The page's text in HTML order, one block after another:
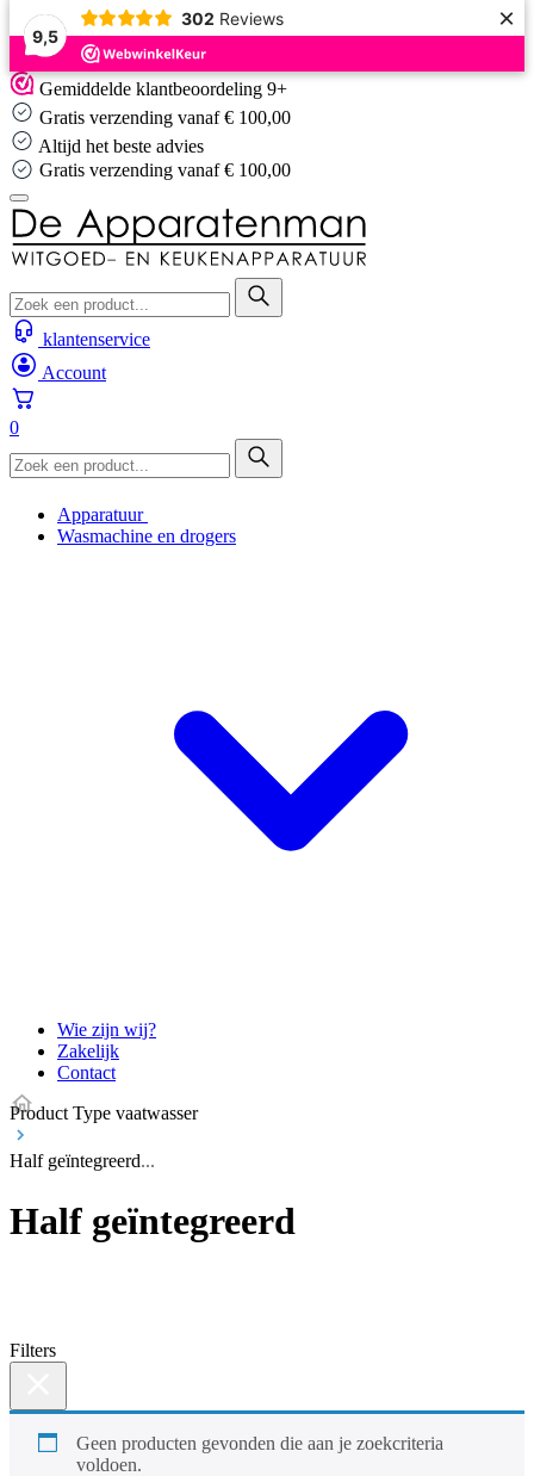
9,5
302 Reviews ×
Skip
to
content
Gemiddelde klantbeoordeling 9+
Gratis verzending vanaf € 100,00
Altijd het beste advies
Gratis verzending vanaf € 100,00
klantenservice
Account
0
Apparatuur
Wasmachine en drogers
Wie zijn wij?
Zakelijk
Contact
Product Type vaatwasser
Half geïntegreerd
Half geïntegreerd
Filters
Geen producten gevonden die aan je zoekcriteria
voldoen.